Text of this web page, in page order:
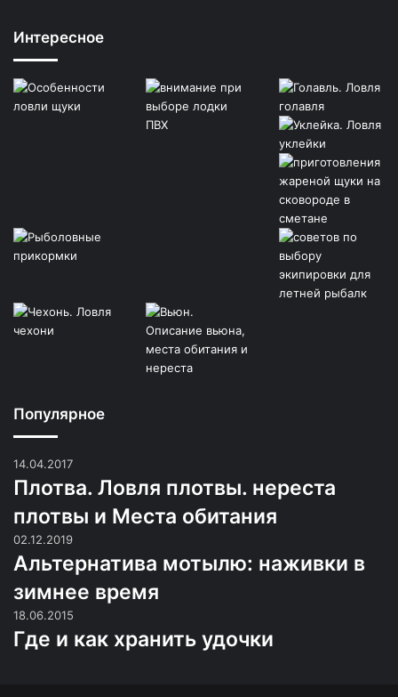
Интересное
Популярное
14.04.2017
Плотва. Ловля плотвы. нереста
плотвы и Места обитания
02.12.2019
Альтернатива мотылю: наживки в
зимнее время
18.06.2015
Где и как хранить удочки